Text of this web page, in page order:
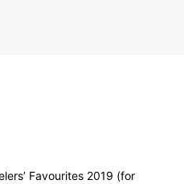
Favourites 2019 (for